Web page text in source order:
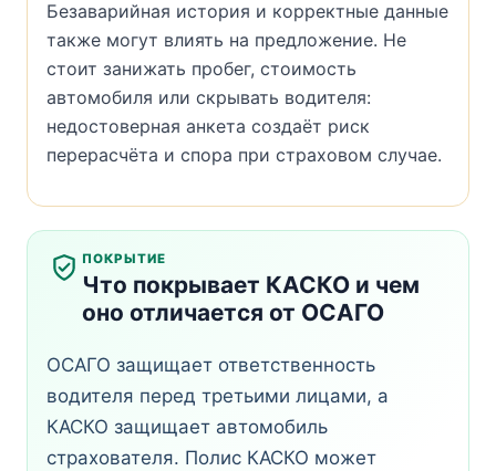
Безаварийная история и корректные данные
также могут влиять на предложение. Не
стоит занижать пробег, стоимость
автомобиля или скрывать водителя:
недостоверная анкета создаёт риск
перерасчёта и спора при страховом случае.
ПОКРЫТИЕ
Что покрывает КАСКО и чем
оно отличается от ОСАГО
ОСАГО защищает ответственность
водителя перед третьими лицами, а
КАСКО защищает автомобиль
страхователя. Полис КАСКО может